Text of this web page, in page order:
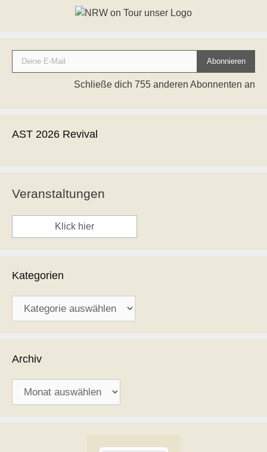
Deine E-Mail
Abonnieren
Schließe dich 755 anderen Abonnenten an
AST 2026 Revival
Veranstaltungen
Klick hier
Kategorien
Archiv